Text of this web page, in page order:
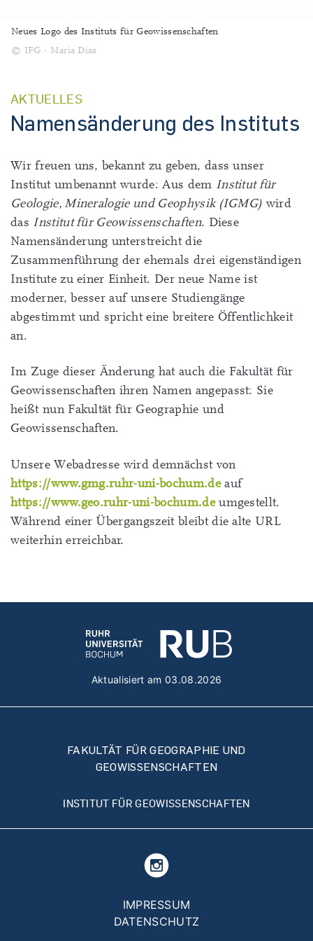
Neues Logo des Instituts für Geowissenschaften
© IFG - Maria Dias
AKTUELLES
Namensänderung des Instituts
Wir freuen uns, bekannt zu geben, dass unser
Institut umbenannt wurde: Aus dem Institut für
Geologie, Mineralogie und Geophysik (IGMG) wird
das Institut für Geowissenschaften. Diese
Namensänderung unterstreicht die
Zusammenführung der ehemals drei eigenständigen
Institute zu einer Einheit. Der neue Name ist
moderner, besser auf unsere Studiengänge
abgestimmt und spricht eine breitere Öffentlichkeit
an.
Im Zuge dieser Änderung hat auch die Fakultät für
Geowissenschaften ihren Namen angepasst: Sie
heißt nun Fakultät für Geographie und
Geowissenschaften.
Unsere Webadresse wird demnächst von
https://www.gmg.ruhr-uni-bochum.deauf
https://www.geo.ruhr-uni-bochum.deumgestellt.
Während einer Übergangszeit bleibt die alte URL
weiterhin erreichbar.
Aktualisiert am 03.08.2026
FAKULTÄT FÜR GEOGRAPHIE UND
GEOWISSENSCHAFTEN
INSTITUT FÜR GEOWISSENSCHAFTEN
IMPRESSUM
DATENSCHUTZ